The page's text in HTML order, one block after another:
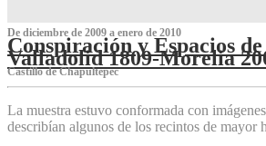
De diciembre de 2009 a enero de 2010
Conspiración y Espacios
Valladolid 1809-Morelia
Castillo de Chapultepec
La muestra estuvo conformada con
describían algunos de los recintos de mayor